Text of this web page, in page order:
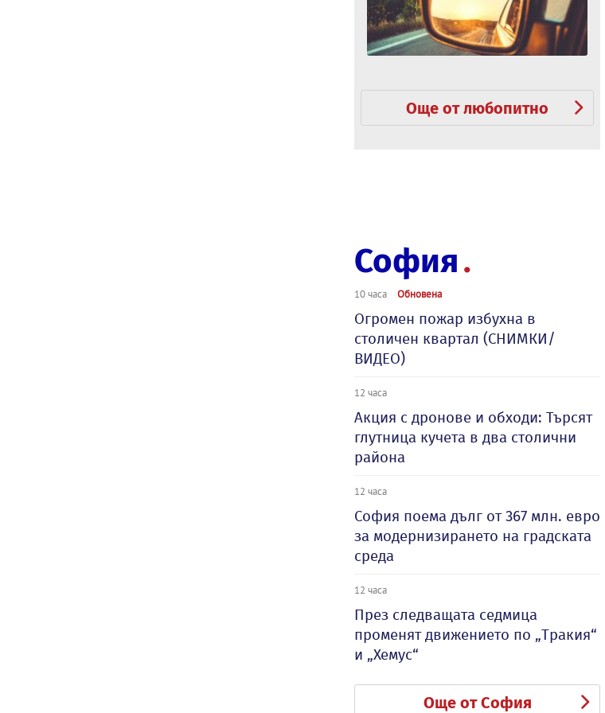
Още от любопитно
София
10 часа Обновена
Огромен пожар избухна в
столичен квартал (СНИМКИ/
ВИДЕО)
12 часа
Акция с дронове и обходи: Търсят
глутница кучета в два столични
района
12 часа
София поема дълг от 367 млн. евро
за модернизирането на градската
среда
12 часа
През следващата седмица
променят движението по „Тракия“
и „Хемус“
Още от София